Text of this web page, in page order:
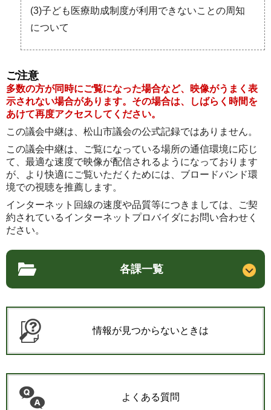
(3)子ども医療助成制度が利用できないことの周知
について
ご注意
多数の方が同時にご覧になった場合など、映像がうまく表
示されない場合があります。その場合は、しばらく時間を
あけて再度アクセスしてください。
この議会中継は、松山市議会の公式記録ではありません。
この議会中継は、ご覧になっている場所の通信環境に応じ
て、最適な速度で映像が配信されるようになっております
が、より快適にご覧いただくためには、ブロードバンド環
境での視聴を推薦します。
インターネット回線の速度や品質等につきましては、ご契
約されているインターネットプロバイダにお問い合わせく
ださい。
各課一覧
情報が見つからないときは
よくある質問